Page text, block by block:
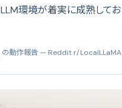
環境が着実に成熟してお
動作報告 — Reddit r/LocalLLaMA